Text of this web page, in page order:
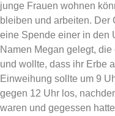
junge Frauen wohnen
bleiben und arbeiten. Der
eine Spende einer in den
Namen Megan gelegt,
und wollte, dass ihr Erbe
Einweihung sollte um 9
gegen 12 Uhr los,
waren und gegessen